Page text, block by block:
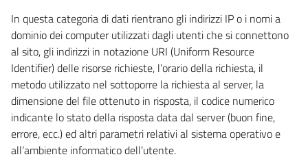
In questa categoria di dati rientrano gli indirizzi IP o i nomi a
dominio dei computer utilizzati dagli utenti che si connettono
al sito, gli indirizzi in notazione URI (Uniform Resource
Identifier) delle risorse richieste, l’orario della richiesta, il
metodo utilizzato nel sottoporre la richiesta al server, la
dimensione del file ottenuto in risposta, il codice numerico
indicante lo stato della risposta data dal server (buon fine,
errore, ecc.) ed altri parametri relativi al sistema operativo e
all’ambiente informatico dell’utente.